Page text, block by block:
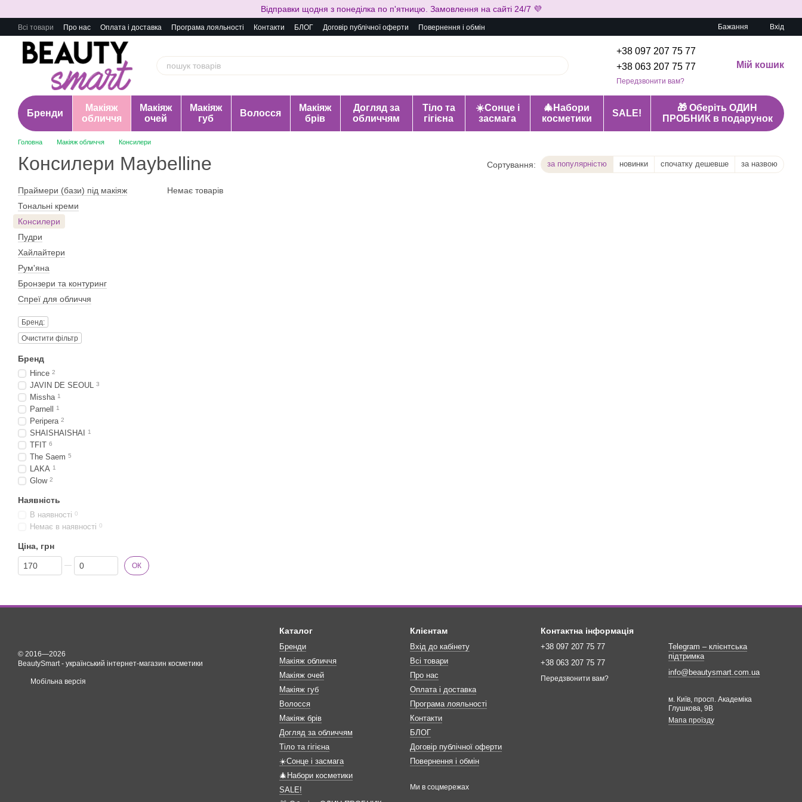
Відправки щодня з понеділка по п'ятницю. Замовлення на сайті 24/7 💜
Всі товари Про нас Оплата і доставка Програма лояльності Контакти БЛОГ Договір публічної оферти Повернення і обмін Бажання Вхід
+38 097 207 75 77
+38 063 207 75 77
Передзвонити вам?
Мій кошик
Бренди
Макіяж
обличчя
Макіяж
очей
Макіяж
губ
Волосся
Макіяж
брів
Догляд за
обличчям
Тіло та
гігієна
☀️Сонце і
засмага
🎄Набори
косметики
SALE!
🎁 Оберіть ОДИН
ПРОБНИК в подарунок
Головна Макіяж обличчя Консилери
Консилери Maybelline Сортування: за популярністю новинки спочатку дешевше за назвою
Немає товарів
Праймери (бази) під макіяж
Тональні креми
Консилери
Пудри
Хайлайтери
Рум'яна
Бронзери та контуринг
Спреї для обличчя
Бренд:
Очистити фільтр
Бренд
Hince 2
JAVIN DE SEOUL 3
Missha 1
Parnell 1
Peripera 2
SHAISHAISHAI 1
TFIT 6
The Saem 5
LAKA 1
Glow 2
Наявність
В наявності 0
Немає в наявності 0
Ціна, грн
Від Ціна, грн
До Ціна, грн ОК
© 2016—2026
BeautySmart - український інтернет-магазин косметики
Мобільна версія
Каталог
Бренди
Макіяж обличчя
Макіяж очей
Макіяж губ
Волосся
Макіяж брів
Догляд за обличчям
Тіло та гігієна
☀️Сонце і засмага
🎄Набори косметики
SALE!
Клієнтам
Вхід до кабінету
Всі товари
Про нас
Оплата і доставка
Програма лояльності
Контакти
БЛОГ
Договір публічної оферти
Повернення і обмін
Ми в соцмережах
Контактна інформація
+38 097 207 75 77
+38 063 207 75 77
Передзвонити вам?
Telegram – клієнтська
підтримка
info@beautysmart.com.ua
м. Київ, просп. Академіка
Глушкова, 9В
Мапа проїзду